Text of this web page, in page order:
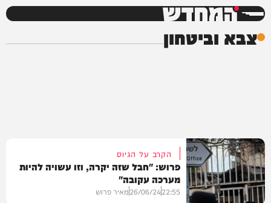
המחדש
צבא וביטחון
הקרב על הגיוס
פרוש: "חבל שזה יקרה, וזו עשויה להיות
מערכה עקובה"
22:55
26/06/24מאיר פרוש